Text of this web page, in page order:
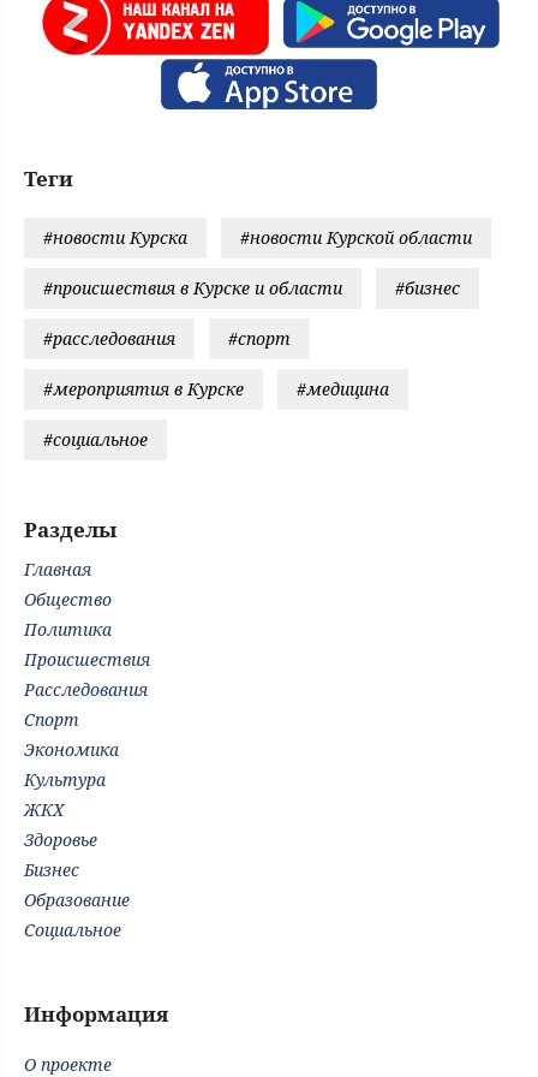
Теги
#новости Курска #новости Курской области
#происшествия в Курске и области #бизнес
#расследования #спорт
#мероприятия в Курске #медицина
#социальное
Разделы
Главная
Общество
Политика
Происшествия
Расследования
Спорт
Экономика
Культура
ЖКХ
Здоровье
Бизнес
Образование
Социальное
Информация
О проекте